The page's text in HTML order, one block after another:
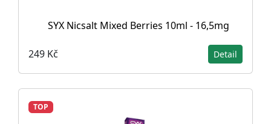
SYX Nicsalt Mixed Berries 10ml - 16,5mg
249 Kč Detail
TOP